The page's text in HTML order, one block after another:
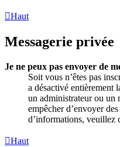
Haut
Messagerie privée
Je ne peux pas envoyer de
Soit vous n’êtes pas
a désactivé entièrement
un administrateur ou un
empêcher d’envoyer
d’informations, veuillez
Haut